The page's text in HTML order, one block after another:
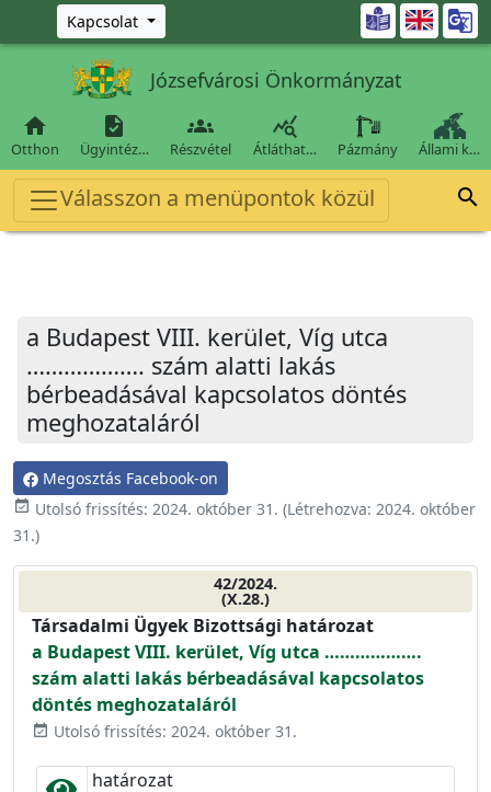
Ugrás a fő tartalomra
Kapcsolat 
Józsefvárosi Önkormányzat

Otthon

Ügyintéz…

Részvétel

Átláthat… Pázmány Állami k…
Válasszon a menüpontok közül 
a Budapest VIII. kerület, Víg utca
………………. szám alatti lakás
bérbeadásával kapcsolatos döntés
meghozataláról
Megosztás Facebook-on
event_available Utolsó frissítés: 2024. október 31. (Létrehozva: 2024. október
31.)
42/2024.
(X.28.)
Társadalmi Ügyek Bizottsági határozat
a Budapest VIII. kerület, Víg utca ……………….
szám alatti lakás bérbeadásával kapcsolatos
döntés meghozataláról
event_available Utolsó frissítés: 2024. október 31.
határozat